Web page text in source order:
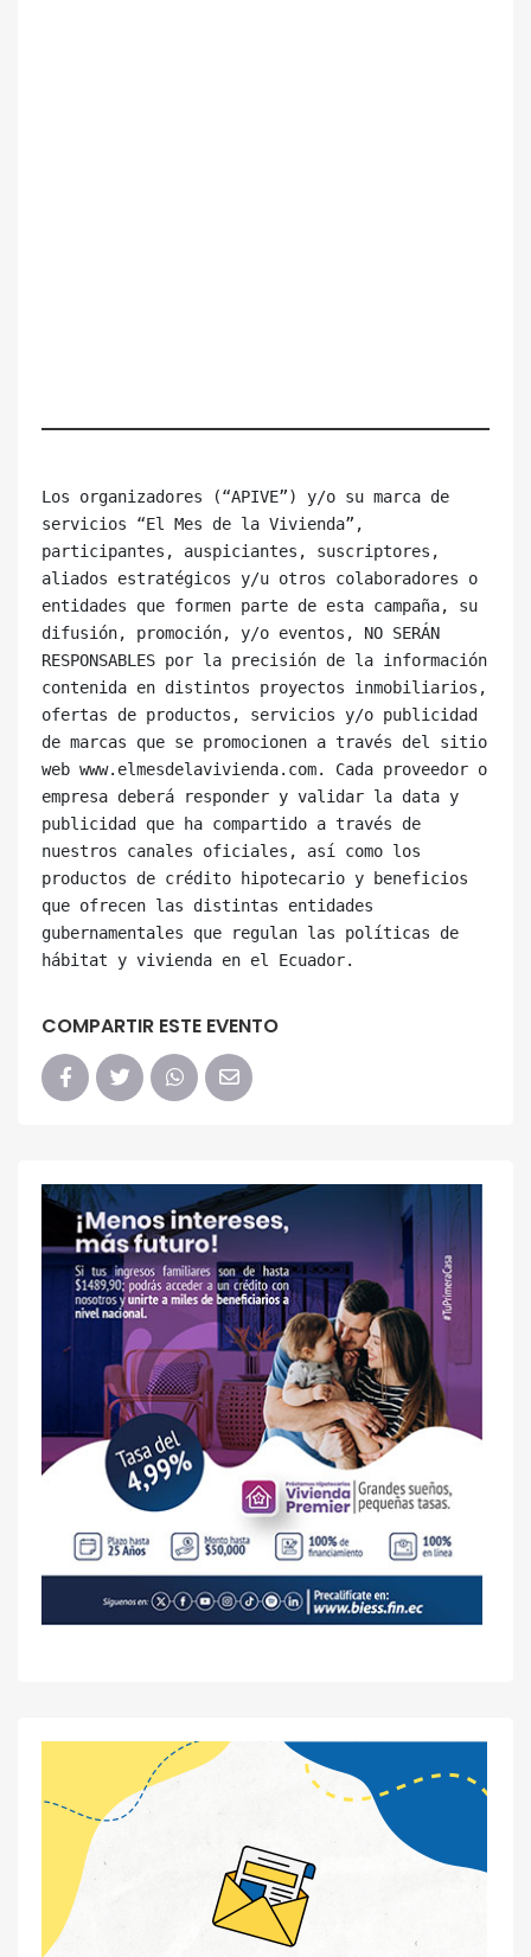
Los organizadores (“APIVE”) y/o su marca de
servicios “El Mes de la Vivienda”,
participantes, auspiciantes, suscriptores,
aliados estratégicos y/u otros colaboradores o
entidades que formen parte de esta campaña, su
difusión, promoción, y/o eventos, NO SERÁN
RESPONSABLES por la precisión de la información
contenida en distintos proyectos inmobiliarios,
ofertas de productos, servicios y/o publicidad
de marcas que se promocionen a través del sitio
web www.elmesdelavivienda.com. Cada proveedor o
empresa deberá responder y validar la data y
publicidad que ha compartido a través de
nuestros canales oficiales, así como los
productos de crédito hipotecario y beneficios
que ofrecen las distintas entidades
gubernamentales que regulan las políticas de
COMPARTIR ESTE EVENTO